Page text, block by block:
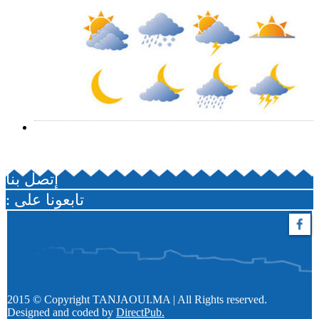
إتصل بنا
: تابعونا على
2015 © Copyright TANJAOUI.MA | All Rights reserved.
Designed and coded by DirectPub.